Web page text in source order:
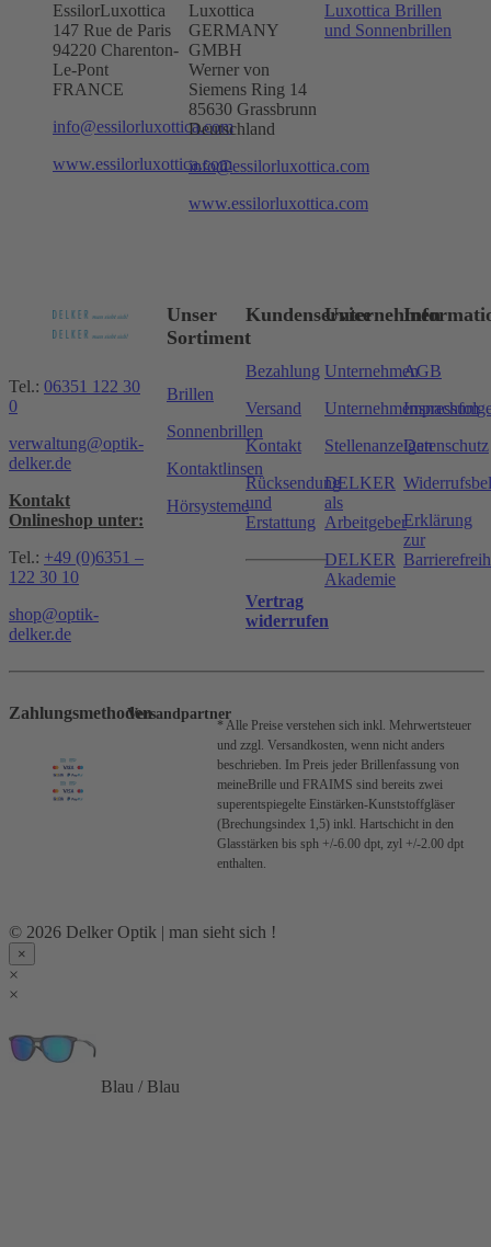
EssilorLuxottica
147 Rue de Paris
94220 Charenton-
Le-Pont
FRANCE
info@essilorluxottica.com
www.essilorluxottica.com
Luxottica
GERMANY
GMBH
Werner von
Siemens Ring 14
85630 Grassbrunn
Deutschland
info@essilorluxottica.com
www.essilorluxottica.com
Luxottica Brillen
und Sonnenbrillen
Tel.: 06351 122 30
0
verwaltung@optik-
delker.de
Kontakt
Onlineshop unter:
Tel.: +49 (0)6351 –
122 30 10
shop@optik-
delker.de
Unser
Sortiment
Brillen
Sonnenbrillen
Kontaktlinsen
Hörsysteme
Kundenservice
Bezahlung
Versand
Kontakt
Rücksendung
und
Erstattung
Vertrag
widerrufen
Unternehmen
Unternehmen
Stellenanzeigen
DELKER
als
Arbeitgeber
DELKER
Akademie
AGB
Impressum
Datenschutz
Erklärung
zur
ZahlungsmethodenVersandpartner
* Alle Preise verstehen sich inkl. Mehrwertsteuer
und zzgl. Versandkosten, wenn nicht anders
beschrieben. Im Preis jeder Brillenfassung von
meineBrille und FRAIMS sind bereits zwei
superentspiegelte Einstärken-Kunststoffgläser
(Brechungsindex 1,5) inkl. Hartschicht in den
Glasstärken bis sph +/-6.00 dpt, zyl +/-2.00 dpt
enthalten.
© 2026 Delker Optik | man sieht sich !
×
×
×
Blau / Blau